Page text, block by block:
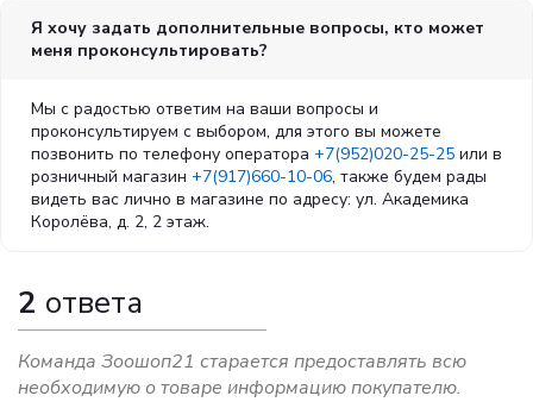
Я хочу задать дополнительные вопросы, кто может
меня проконсультировать?
Мы с радостью ответим на ваши вопросы и
проконсультируем с выбором, для этого вы можете
позвонить по телефону оператора +7(952)020-25-25 или в
розничный магазин +7(917)660-10-06, также будем рады
видеть вас лично в магазине по адресу: ул. Академика
Королёва, д. 2, 2 этаж.
2 ответа
Команда Зоошоп21 старается предоставлять всю
необходимую о товаре информацию покупателю.